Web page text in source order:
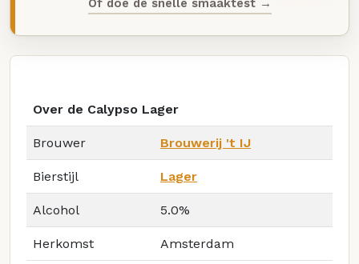
Of doe de snelle smaaktest →
Over de Calypso Lager
Brouwer Brouwerij 't IJ
Bierstijl Lager
Alcohol 5.0%
Herkomst Amsterdam